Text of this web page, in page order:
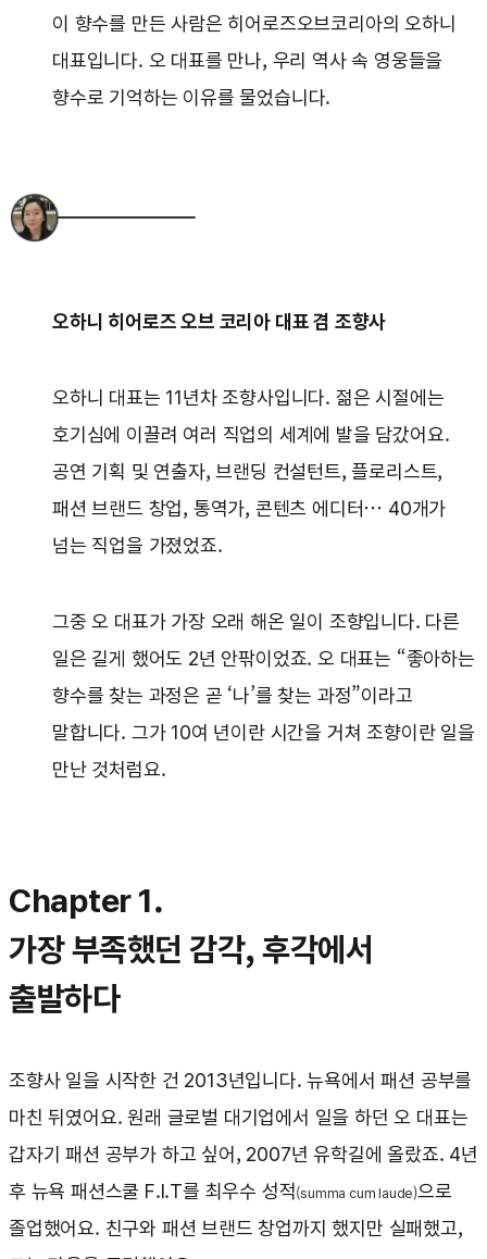
이 향수를 만든 사람은 히어로즈오브코리아의 오하니
대표입니다. 오 대표를 만나, 우리 역사 속 영웅들을
향수로 기억하는 이유를 물었습니다.
오하니 히어로즈 오브 코리아 대표 겸 조향사
오하니 대표는 11년차 조향사입니다. 젊은 시절에는
호기심에 이끌려 여러 직업의 세계에 발을 담갔어요.
공연 기획 및 연출자, 브랜딩 컨설턴트, 플로리스트,
패션 브랜드 창업, 통역가, 콘텐츠 에디터… 40개가
넘는 직업을 가졌었죠.
그중 오 대표가 가장 오래 해온 일이 조향입니다. 다른
일은 길게 했어도 2년 안팎이었죠. 오 대표는 “좋아하는
향수를 찾는 과정은 곧 ‘나’를 찾는 과정”이라고
말합니다. 그가 10여 년이란 시간을 거쳐 조향이란 일을
만난 것처럼요.
Chapter 1.
가장 부족했던 감각, 후각에서
출발하다
조향사 일을 시작한 건 2013년입니다. 뉴욕에서 패션 공부를
마친 뒤였어요. 원래 글로벌 대기업에서 일을 하던 오 대표는
갑자기 패션 공부가 하고 싶어, 2007년 유학길에 올랐죠. 4년
후 뉴욕 패션스쿨 F.I.T를 최우수 성적(summa cum laude)으로
졸업했어요. 친구와 패션 브랜드 창업까지 했지만 실패했고,